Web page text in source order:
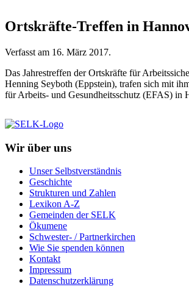
Ortskräfte-Treffen in
Verfasst am 16. März 2017.
Das Jahrestreffen der Ortskräfte für
Henning Seyboth (Eppstein), trafen sich mit
für Arbeits- und Gesundheitsschutz (EFAS) in
Wir über uns
Unser Selbstverständnis
Geschichte
Strukturen und Zahlen
Lexikon A-Z
Gemeinden der SELK
Ökumene
Schwester- / Partnerkirchen
Wie Sie spenden können
Kontakt
Impressum
Datenschutzerklärung